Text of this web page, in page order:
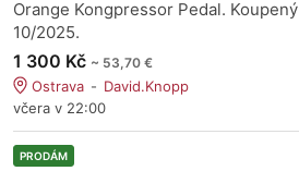
Orange Kongpressor Pedal. Koupený
10/2025.
1 300 Kč ~ 53,70 €
Ostrava
David.Knopp
včera v 22:00
PRODÁM